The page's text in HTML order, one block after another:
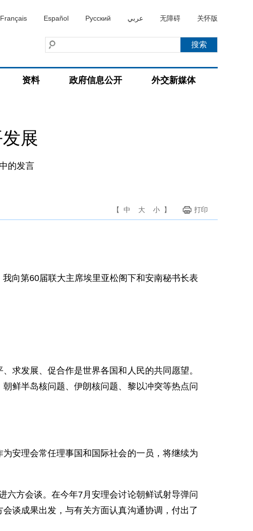
Français Español Русский عربي 无障碍 关怀版
资料 政府信息公开 外交新媒体
展
的发言
【 中 大 小 】 打印
向第60届联大主席埃里亚松阁下和安南秘书长表
发展、促合作是世界各国和人民的共同愿望。
鲜半岛核问题、伊朗核问题、黎以冲突等热点问
安理会常任理事国和国际社会的一员，将继续为
方会谈。在今年7月安理会讨论朝鲜试射导弹问
谈成果出发，与有关方面认真沟通协调，付出了